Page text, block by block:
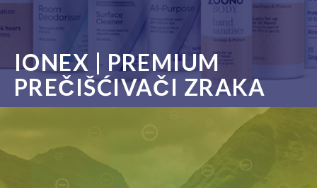
IONEX | PREMIUM
PREČIŠĆIVAČI ZRAKA